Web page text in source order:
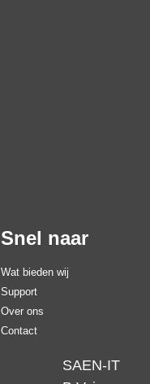
Snel naar
Wat bieden wij
Support
Over ons
Contact
SAEN-IT